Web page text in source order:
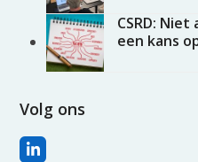
CSRD:
een kans
Volg ons
LinkedIn